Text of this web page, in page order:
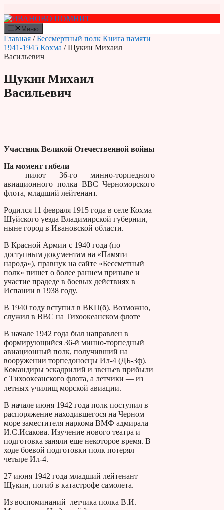
к
содержимому
Меню
Главная /Бессмертный полк Книга памяти
1941-1945 Кохма / Щукин Михаил
Васильевич
Щукин Михаил
Васильевич
Участник Великой Отечественной войны
На момент гибели
— пилот 36-го минно-торпедного
авиационного полка ВВС Черноморского
флота, младший лейтенант.
Родился 11 февраля 1915 года в селе Кохма
Шуйского уезда Владимирской губернии,
ныне город в Ивановской области.
В Красной Армии с 1940 года (по
доступным документам на «Памяти
народа»), правнук на сайте «Бессметный
полк» пишет о более раннем призыве и
участие прадеде в боевых действиях в
Испании в 1938 году.
В 1940 году вступил в ВКП(б). Возможно,
служил в ВВС на Тихоокеанском флоте
В начале 1942 года был направлен в
формирующийся 36-й минно-торпедный
авиационный полк, получивший на
вооружении торпедоносцы Ил-4 (ДБ-3ф).
Командиры эскадрилий и звеньев прибыли
с Тихоокеанского флота, а летчики — из
летных училищ морской авиации.
В начале июня 1942 года полк поступил в
распоряжение находившегося на Черном
море заместителя наркома ВМФ адмирала
И.С.Исакова. Изучение нового театра и
подготовка заняли еще некоторое время. В
ходе боевой подготовки полк потерял
четыре Ил-4.
27 июня 1942 года младший лейтенант
Щукин, погиб в катастрофе самолета.
Из воспоминаний летчика полка В.И.